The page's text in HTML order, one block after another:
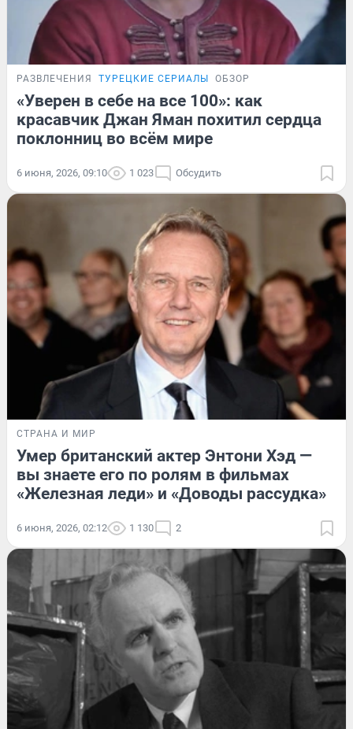
РАЗВЛЕЧЕНИЯ ТУРЕЦКИЕ СЕРИАЛЫ ОБЗОР
«Уверен в себе на все 100»: как
красавчик Джан Яман похитил сердца
поклонниц во всём мире
6 июня, 2026, 09:10 1 023 Обсудить
СТРАНА И МИР
Умер британский актер Энтони Хэд —
вы знаете его по ролям в фильмах
«Железная леди» и «Доводы рассудка»
6 июня, 2026, 02:12 1 130 2